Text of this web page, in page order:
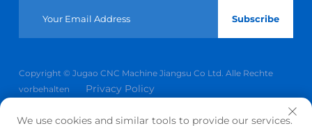
Subscribe
Copyright © Jugao CNC Machine Jiangsu Co Ltd. Alle Rechte
vorbehalten
Privacy Policy
Scroll to top
We use cookies and similar tools to provide our services.